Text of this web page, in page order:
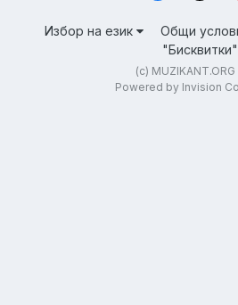
Избор на език Общи
"Бисквитки"
(c)
Powered by Invision